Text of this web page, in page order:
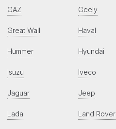
GAZ Geely
Great Wall Haval
Hummer Hyundai
Isuzu Iveco
Jaguar Jeep
Lada Land Rover